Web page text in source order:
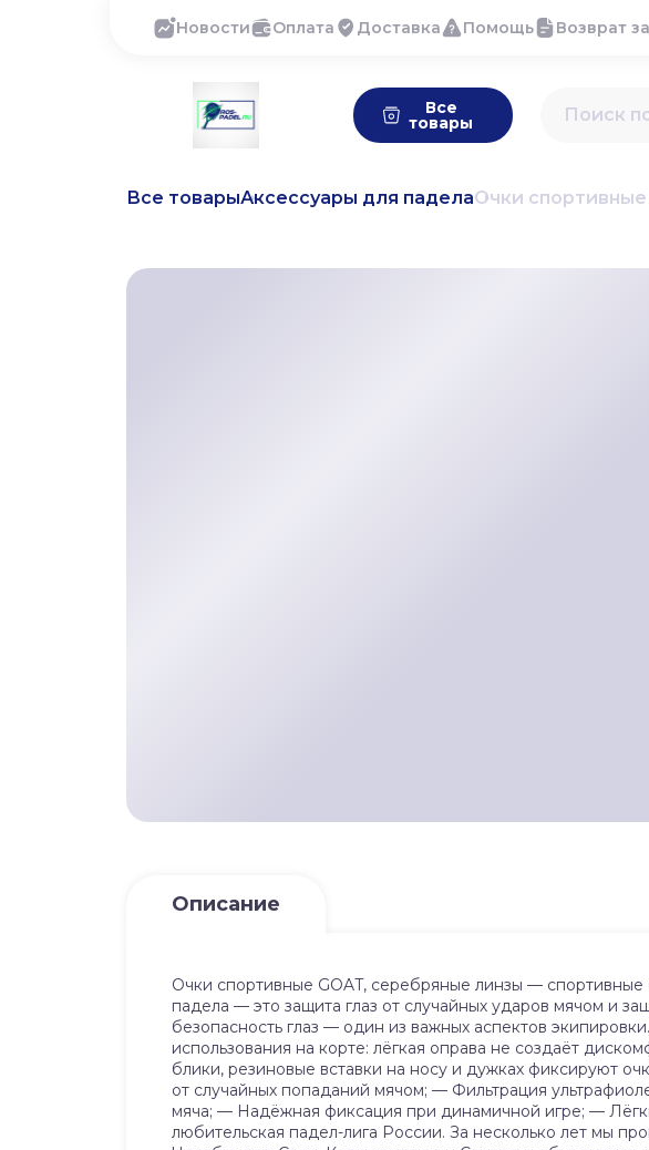
Новости Оплата Доставка Помощь Возврат
Все
товары
Все товарыАксессуары для паделаОчки
Описание
Очки спортивные GOAT, серебряные линзы —
падела — это защита глаз от случайных ударов мячом и
безопасность глаз — один из важных аспектов
использования на корте: лёгкая оправа не создаёт
блики, резиновые вставки на носу и дужках фиксируют
от случайных попаданий мячом; — Фильтрация
мяча; — Надёжная фиксация при динамичной игре; —
любительская падел-лига России. За несколько лет мы